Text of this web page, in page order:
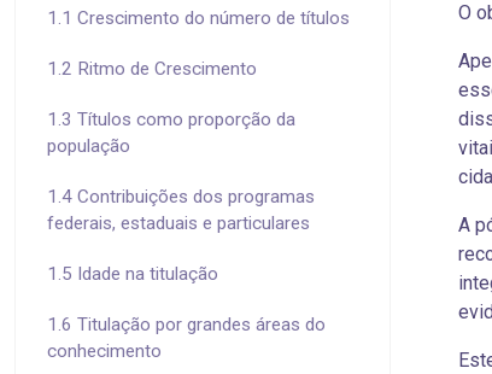
1.1 Crescimento do número de títulos
1.2 Ritmo de Crescimento
1.3 Títulos como proporção da
população
1.4 Contribuições dos programas
federais, estaduais e particulares
1.5 Idade na titulação
1.6 Titulação por grandes áreas do
conhecimento
O
A